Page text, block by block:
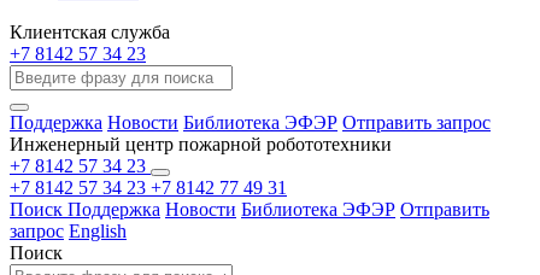
Клиентская служба
+7 8142 57 34 23
Поддержка Новости Библиотека ЭФЭР Отправить запрос
Инженерный центр пожарной робототехники
+7 8142 57 34 23
+7 8142 57 34 23 +7 8142 77 49 31
Поиск Поддержка Новости Библиотека ЭФЭР Отправить
запрос English
Поиск